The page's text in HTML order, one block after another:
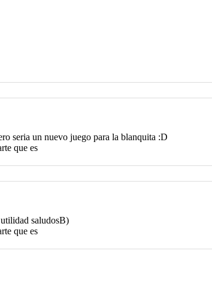
seria un nuevo juego para la blanquita :D
que es
saludosB)
que es